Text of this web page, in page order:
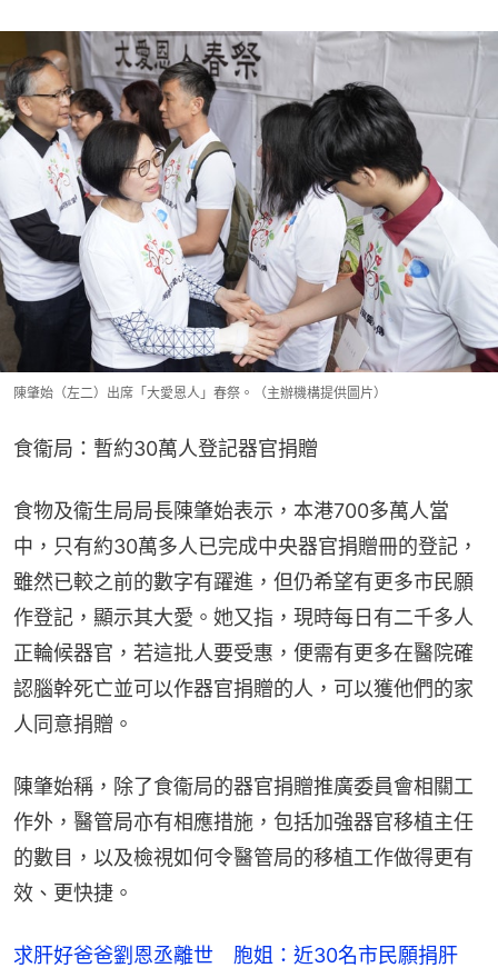
陳肇始（左二）出席「大愛恩人」春祭。（主辦機構提供圖片）
食衞局：暫約30萬人登記器官捐贈
食物及衞生局局長陳肇始表示，本港700多萬人當
中，只有約30萬多人已完成中央器官捐贈冊的登記，
雖然已較之前的數字有躍進，但仍希望有更多市民願
作登記，顯示其大愛。她又指，現時每日有二千多人
正輪候器官，若這批人要受惠，便需有更多在醫院確
認腦幹死亡並可以作器官捐贈的人，可以獲他們的家
人同意捐贈。
陳肇始稱，除了食衞局的器官捐贈推廣委員會相關工
作外，醫管局亦有相應措施，包括加強器官移植主任
的數目，以及檢視如何令醫管局的移植工作做得更有
效、更快捷。
求肝好爸爸劉恩丞離世 胞姐：近30名市民願捐肝